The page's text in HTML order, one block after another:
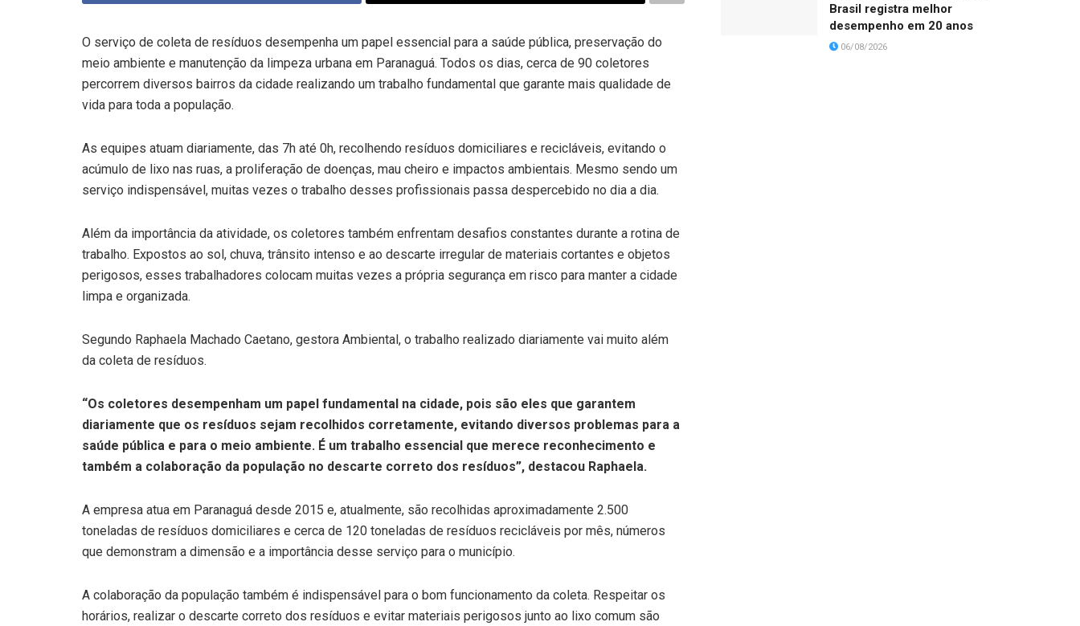
O serviço de coleta de resíduos desempenha um papel essencial para a saúde pública, preservação do
meio ambiente e manutenção da limpeza urbana em Paranaguá. Todos os dias, cerca de 90 coletores
percorrem diversos bairros da cidade realizando um trabalho fundamental que garante mais qualidade de
vida para toda a população.
As equipes atuam diariamente, das 7h até 0h, recolhendo resíduos domiciliares e recicláveis, evitando o
acúmulo de lixo nas ruas, a proliferação de doenças, mau cheiro e impactos ambientais. Mesmo sendo um
serviço indispensável, muitas vezes o trabalho desses profissionais passa despercebido no dia a dia.
Além da importância da atividade, os coletores também enfrentam desafios constantes durante a rotina de
trabalho. Expostos ao sol, chuva, trânsito intenso e ao descarte irregular de materiais cortantes e objetos
perigosos, esses trabalhadores colocam muitas vezes a própria segurança em risco para manter a cidade
limpa e organizada.
Segundo Raphaela Machado Caetano, gestora Ambiental, o trabalho realizado diariamente vai muito além
da coleta de resíduos.
“Os coletores desempenham um papel fundamental na cidade, pois são eles que garantem
diariamente que os resíduos sejam recolhidos corretamente, evitando diversos problemas para a
saúde pública e para o meio ambiente. É um trabalho essencial que merece reconhecimento e
também a colaboração da população no descarte correto dos resíduos”, destacou Raphaela.
A empresa atua em Paranaguá desde 2015 e, atualmente, são recolhidas aproximadamente 2.500
toneladas de resíduos domiciliares e cerca de 120 toneladas de resíduos recicláveis por mês, números
que demonstram a dimensão e a importância desse serviço para o município.
A colaboração da população também é indispensável para o bom funcionamento da coleta. Respeitar os
horários, realizar o descarte correto dos resíduos e evitar materiais perigosos junto ao lixo comum são
Brasil registra melhor
desempenho em 20 anos
06/08/2026